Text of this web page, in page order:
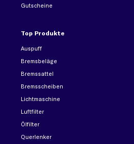
Gutscheine
Top Produkte
Auspuff
Bremsbeläge
Bremssattel
Bremsscheiben
Lichtmaschine
Luftfilter
Ölfilter
Querlenker